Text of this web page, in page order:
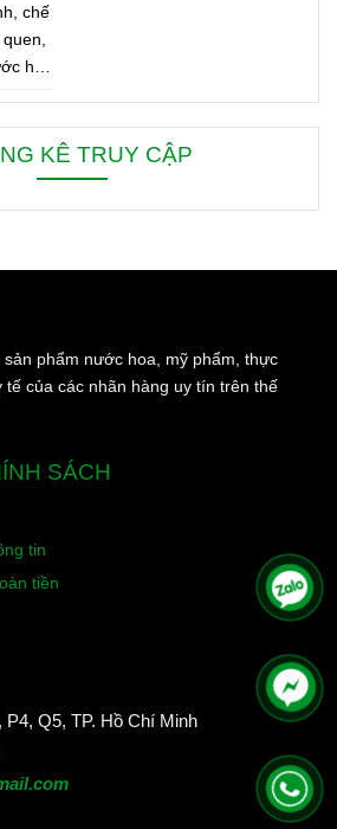
chế
hoa
KÊ TRUY CẬP
sản phẩm nước hoa, mỹ phẩm, thực
tế của các nhãn hàng uy tín trên thế
SÁCH
tin
tiền
Q5, TP. Hồ Chí Minh